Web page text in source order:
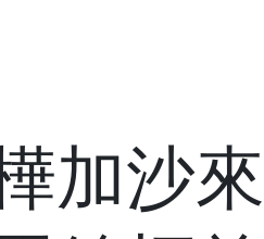
加沙來